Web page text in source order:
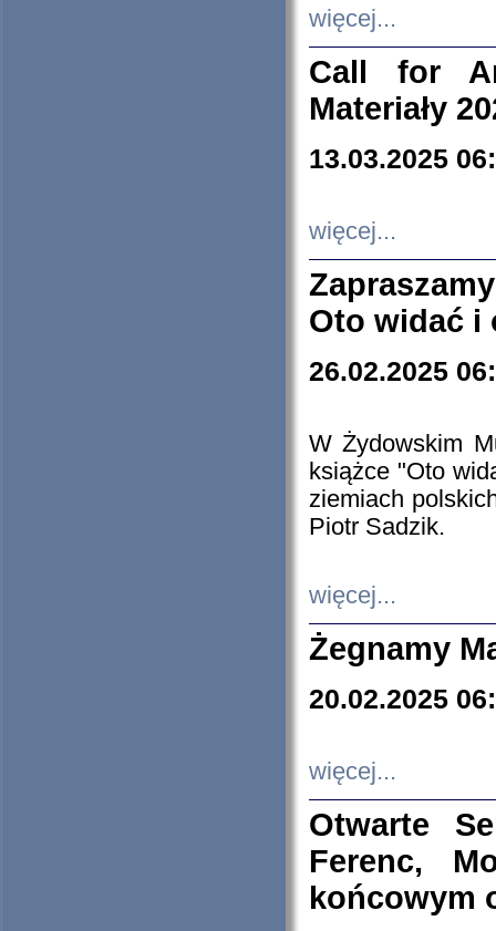
więcej...
Call for
Materiały
13.03.2025
więcej...
Oto widać i
26.02.2025
W Żydowskim
książce "Oto
ziemiach
Piotr Sadzik.
więcej...
Żegnamy
20.02.2025
więcej...
Otwarte
Ferenc,
końcowym